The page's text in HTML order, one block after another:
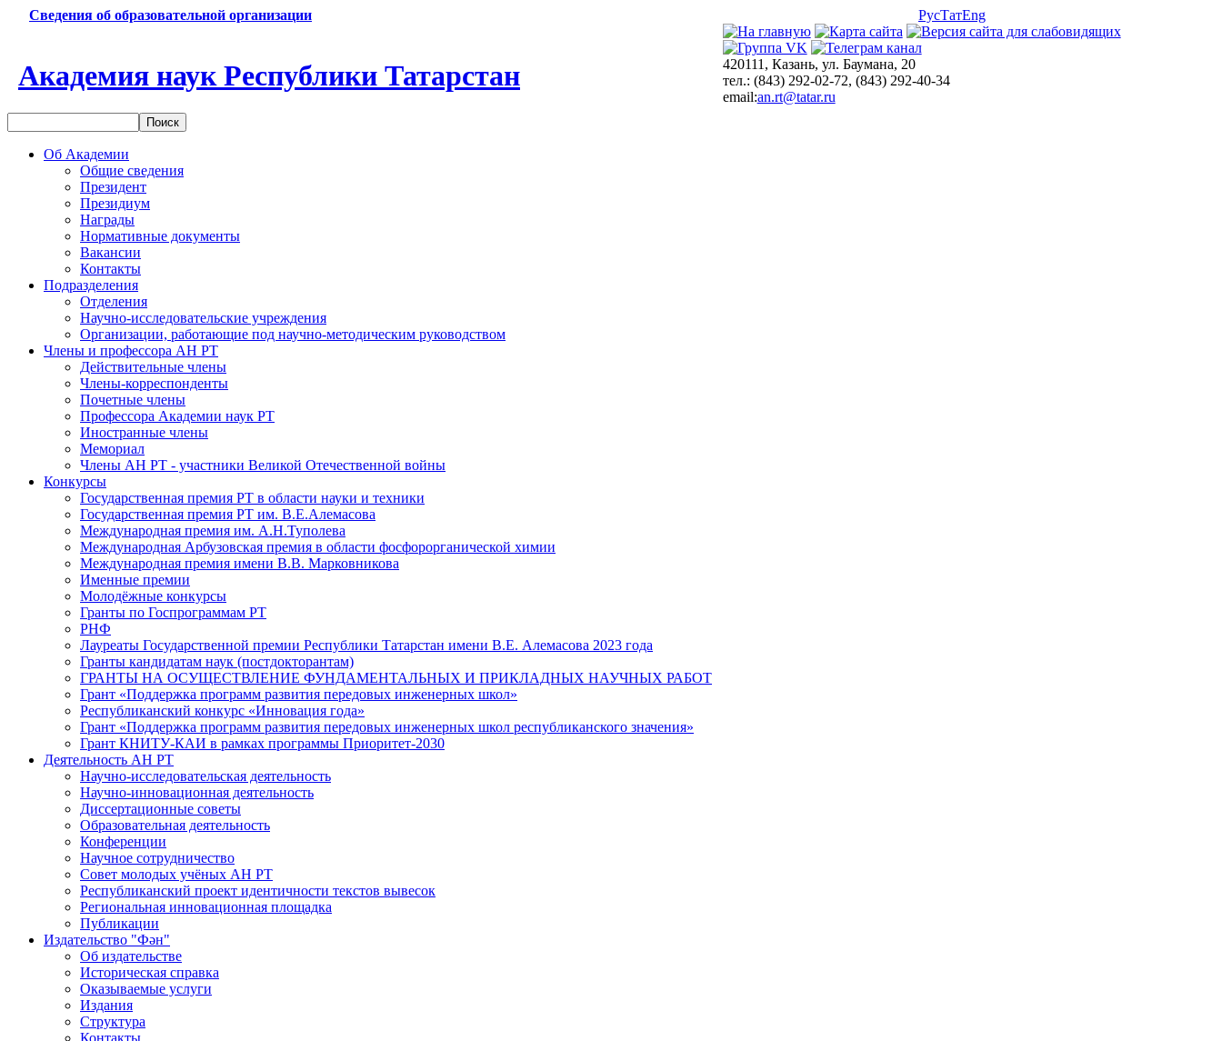
Сведения об образовательной организации РусТатEng
Академия наук Республики Татарстан
420111, Казань, ул. Баумана, 20
тел.: (843) 292-02-72, (843) 292-40-34
email:an.rt@tatar.ru
Об Академии
Общие сведения
Президент
Президиум
Награды
Нормативные документы
Вакансии
Контакты
Подразделения
Отделения
Научно-исследовательские учреждения
Организации, работающие под научно-методическим руководством
Члены и профессора АН РТ
Действительные члены
Члены-корреспонденты
Почетные члены
Профессора Академии наук РТ
Иностранные члены
Мемориал
Члены АН РТ - участники Великой Отечественной войны
Конкурсы
Государственная премия РТ в области науки и техники
Государственная премия РТ им. В.Е.Алемасова
Международная премия им. А.Н.Туполева
Международная Арбузовская премия в области фосфорорганической химии
Международная премия имени В.В. Марковникова
Именные премии
Молодёжные конкурсы
Гранты по Госпрограммам РТ
РНФ
Лауреаты Государственной премии Республики Татарстан имени В.Е. Алемасова 2023 года
Гранты кандидатам наук (постдокторантам)
ГРАНТЫ НА ОСУЩЕСТВЛЕНИЕ ФУНДАМЕНТАЛЬНЫХ И ПРИКЛАДНЫХ НАУЧНЫХ РАБОТ
Грант «Поддержка программ развития передовых инженерных школ»
Республиканский конкурс «Инновация года»
Грант «Поддержка программ развития передовых инженерных школ республиканского значения»
Грант КНИТУ-КАИ в рамках программы Приоритет-2030
Деятельность АН РТ
Научно-исследовательская деятельность
Научно-инновационная деятельность
Диссертационные советы
Образовательная деятельность
Конференции
Научное сотрудничество
Совет молодых учёных АН РТ
Республиканский проект идентичности текстов вывесок
Региональная инновационная площадка
Публикации
Издательство "Фән"
Об издательстве
Историческая справка
Оказываемые услуги
Издания
Структура
Контакты